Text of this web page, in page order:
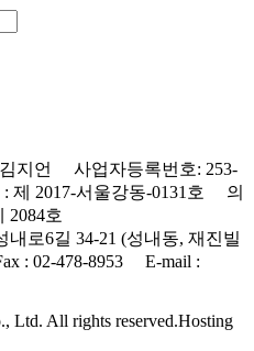
지언 사업자등록번호: 253-
제 2017-서울강동-0131호 의
2084호
내로6길 34-21 (성내동, 재진빌
: 02-478-8953 E-mail :
All rights reserved.Hosting